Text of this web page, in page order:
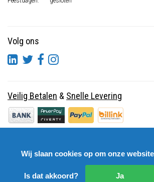
Volg ons
Veilig Betalen & Snelle Levering
Wij slaan cookies op om onze
Is dat akkoord? Ja